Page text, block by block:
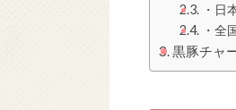
・日
・全
黒豚チャ